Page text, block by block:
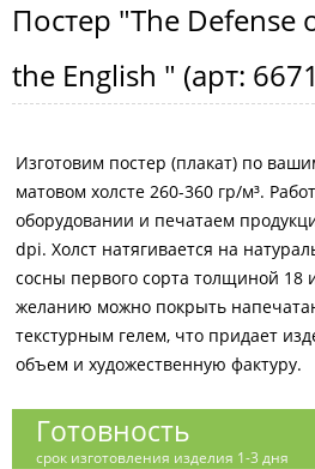
Постер "The Defense
the English " (арт:
Изготовим постер (плакат) по
матовом холсте 260-360 гр/м³.
оборудовании и печатаем
dpi. Холст натягивается на
сосны первого сорта толщиной
желанию можно покрыть
текстурным гелем, что придает
объем и художественную фактуру.
Готовность
срок изготовления изделия 1-3 дня